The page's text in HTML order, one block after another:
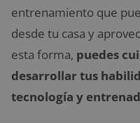
entrenamiento que
desde tu casa y
esta forma, puedes
desarrollar tus
tecnología y